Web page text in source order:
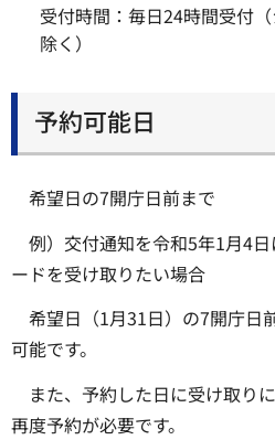
受付時間：毎日24時間受付
除く）
予約可能日
希望日の7開庁日前まで
例）交付通知を令和5年1月4
ードを受け取りたい場合
希望日（1月31日）の7開庁日
可能です。
また、予約した日に受け取り
再度予約が必要です。